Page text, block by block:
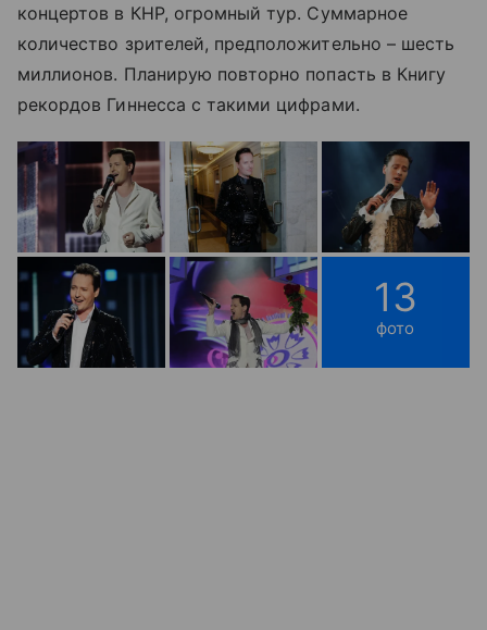
концертов в КНР, огромный тур. Суммарное
количество зрителей, предположительно – шесть
миллионов. Планирую повторно попасть в Книгу
рекордов Гиннесса с такими цифрами.
13
фото